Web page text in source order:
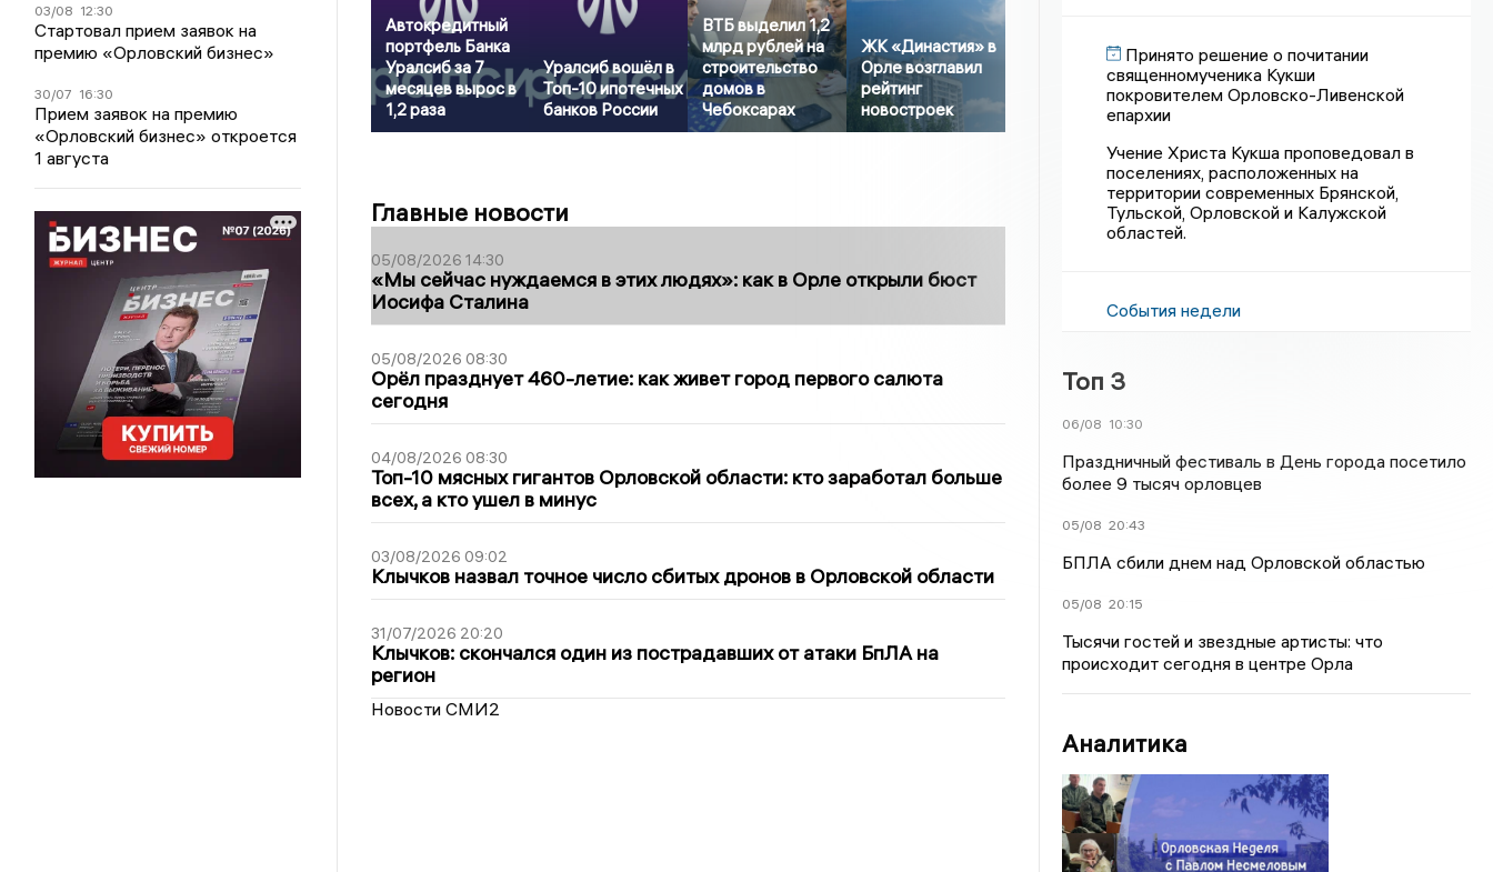
03/08 12:30
Стартовал прием заявок на
премию «Орловский бизнес»
30/07 16:30
Прием заявок на премию
«Орловский бизнес» откроется
1 августа
Автокредитный
портфель Банка
Уралсиб за 7
месяцев вырос в
1,2 раза
Уралсиб вошёл в
Топ-10 ипотечных
банков России
ВТБ выделил 1,2
млрд рублей на
строительство
домов в
Чебоксарах
ЖК «Династия» в
Орле возглавил
рейтинг
новостроек
Главные новости
05/08/2026 14:30
«Мы сейчас нуждаемся в этих людях»: как в Орле открыли бюст
Иосифа Сталина
05/08/2026 08:30
Орёл празднует 460-летие: как живет город первого салюта
сегодня
04/08/2026 08:30
Топ-10 мясных гигантов Орловской области: кто заработал больше
всех, а кто ушел в минус
03/08/2026 09:02
Клычков назвал точное число сбитых дронов в Орловской области
31/07/2026 20:20
Клычков: скончался один из пострадавших от атаки БпЛА на
регион
Новости СМИ2
Принято решение о почитании
священномученика Кукши
покровителем Орловско-Ливенской
епархии
Учение Христа Кукша проповедовал в
поселениях, расположенных на
территории современных Брянской,
Тульской, Орловской и Калужской
областей.
События недели
Топ 3
06/08 10:30
Праздничный фестиваль в День города посетило
более 9 тысяч орловцев
05/08 20:43
БПЛА сбили днем над Орловской областью
05/08 20:15
Тысячи гостей и звездные артисты: что
происходит сегодня в центре Орла
Аналитика